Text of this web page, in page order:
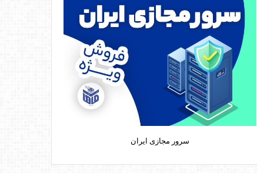
سرور مجازی ایران